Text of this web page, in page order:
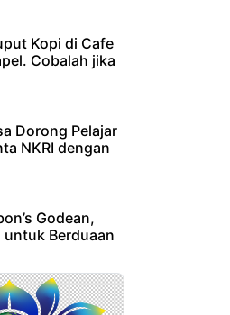
Kopi di Cafe
Cobalah jika
Dorong Pelajar
NKRI dengan
Godean,
untuk Berduaan